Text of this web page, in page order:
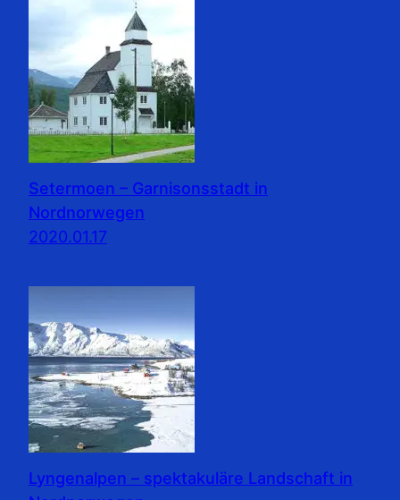
Setermoen – Garnisonsstadt in
Nordnorwegen
2020.01.17
Lyngenalpen – spektakuläre Landschaft in